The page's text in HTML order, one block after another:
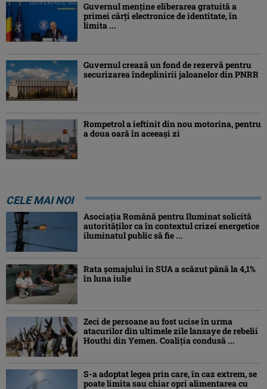
Guvernul menține eliberarea gratuită a
primei cărţi electronice de identitate, în
limita ...
Guvernul crează un fond de rezervă pentru
securizarea îndeplinirii jaloanelor din PNRR
Rompetrol a ieftinit din nou motorina, pentru
a doua oară în aceeași zi
CELE MAI NOI
Asociaţia Română pentru Iluminat solicită
autorităților ca în contextul crizei energetice
iluminatul public să fie ...
Rata șomajului în SUA a scăzut până la 4,1%
în luna iulie
Zeci de persoane au fost ucise în urma
atacurilor din ultimele zile lansaye de rebelii
Houthi din Yemen. Coaliția condusă ...
S-a adoptat legea prin care, în caz extrem, se
poate limita sau chiar opri alimentarea cu